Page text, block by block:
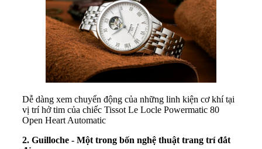
Dễ dàng xem chuyển động của những linh kiện cơ khí tại
vị trí hở tim của chiếc Tissot Le Locle Powermatic 80
Open Heart Automatic
2. Guilloche - Một trong bốn nghệ thuật trang trí đắt